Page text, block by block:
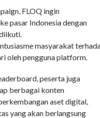
FLOQ ingin
pasar Indonesia dengan
masyarakat
oleh pengguna platform.
peserta juga
berbagai konten
aset digital,
yang akan berlangsung